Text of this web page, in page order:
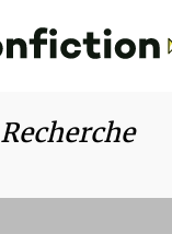
Recherche